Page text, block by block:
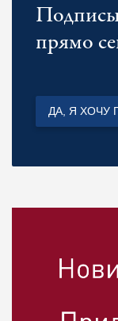
прямо
ДА, Я ХОЧУ